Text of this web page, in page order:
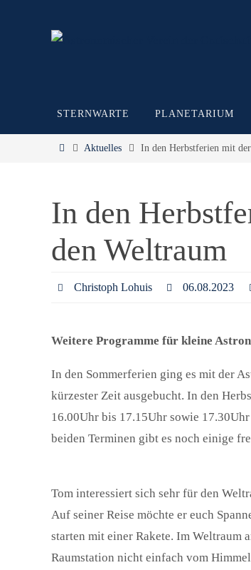
STERNWARTE PLANETARIUM
StartAktuelles In den Herbstferien mit
In den
den Weltraum
Christoph Lohuis 06.08.2023
Weitere Programme für kleine
In den Sommerferien ging es mit der
kürzester Zeit ausgebucht. In den
16.00Uhr bis 17.15Uhr sowie
beiden Terminen gibt es noch einige
Tom interessiert sich sehr für den
Auf seiner Reise möchte er euch
starten mit einer Rakete. Im Weltraum
Raumstation nicht einfach vom